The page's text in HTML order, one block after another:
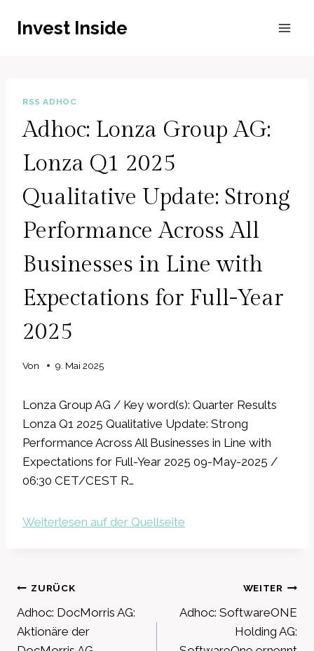
InhaltInvest Inside
RSS ADHOC
Adhoc: Lonza Group AG:
Lonza Q1 2025
Qualitative Update: Strong
Performance Across All
Businesses in Line with
Expectations for Full-Year
2025
Von 9. Mai 2025
Lonza Group AG / Key word(s): Quarter Results
Lonza Q1 2025 Qualitative Update: Strong
Performance Across All Businesses in Line with
Expectations for Full-Year 2025 09-May-2025 /
06:30 CET/CEST R…
Weiterlesen auf der Quellseite
Beitragsnavigation
ZURÜCK
Adhoc: DocMorris AG:
Aktionäre der
WEITER
Adhoc: SoftwareONE
Holding AG: